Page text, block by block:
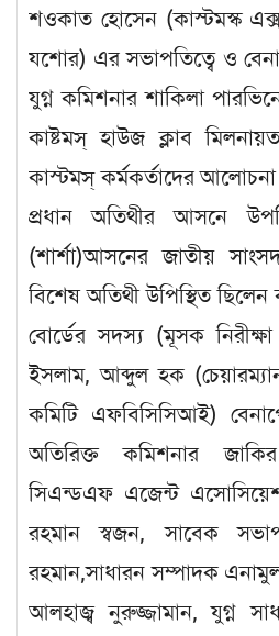
শওকাত হোসেন (কাস্টমস্ক
যশোর) এর সভাপতিত্বে ও
যুগ্ন কমিশনার শাকিলা
কাষ্টমস্ হাউজ ক্লাব
কাস্টমস্ কর্মকর্তাদের
প্রধান অতিথীর আসনে
(শার্শা)আসনের জাতীয়
বিশেষ অতিথী উপিস্থিত ছিলেন
বোর্ডের সদস্য (মূসক
ইসলাম, আব্দুল হক (চেয়ারম্যান
কমিটি এফবিসিসিআই)
অতিরিক্ত কমিশনার
সিএন্ডএফ এজেন্ট
রহমান স্বজন, সাবেক
রহমান,সাধারন সম্পাদক
আলহাজ্ব নুরুজ্জামান, যুগ্ন